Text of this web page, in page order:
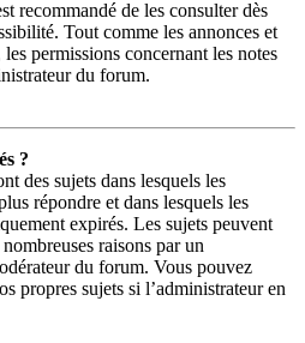
recommandé de les consulter dès
Tout comme les annonces et
les permissions concernant les notes
du forum.
?
des sujets dans lesquels les
répondre et dans lesquels les
expirés. Les sujets peuvent
raisons par un
du forum. Vous pouvez
propres sujets si l’administrateur en